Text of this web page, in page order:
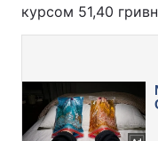
курсом 51,40